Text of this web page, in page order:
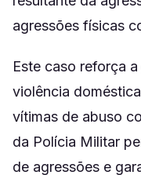
agressões físicas
Este caso reforça
violência
vítimas de abuso
da Polícia Militar
de agressões e